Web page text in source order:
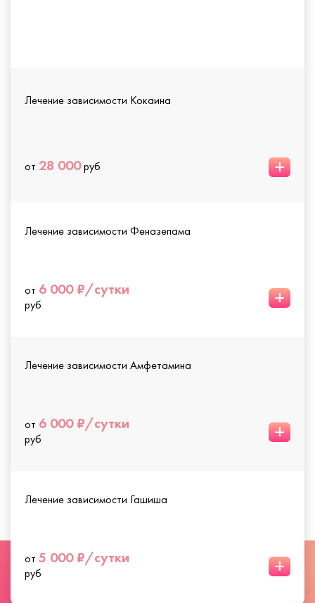
Лечение зависимости Кокаина
от 28 000руб +
Лечение зависимости Феназепама
от 6 000 ₽/сутки
руб +
Лечение зависимости Амфетамина
от 6 000 ₽/сутки
руб +
Лечение зависимости Гашиша
от 5 000 ₽/сутки
руб +